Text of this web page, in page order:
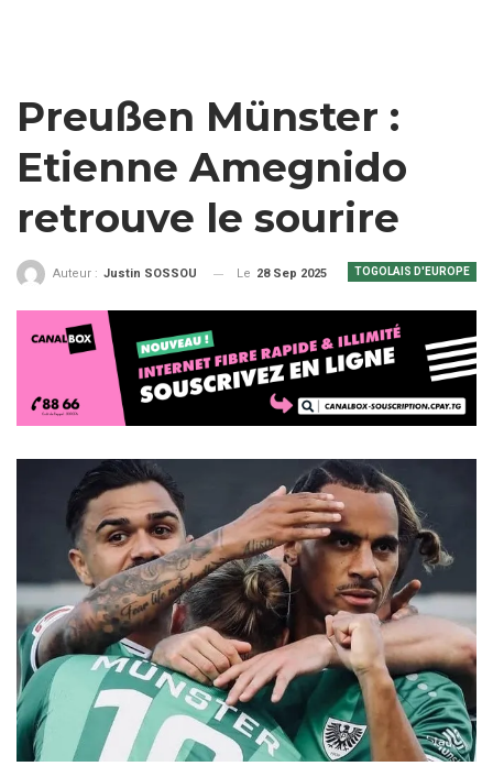
Preußen Münster :
Etienne Amegnido
retrouve le sourire
TOGOLAIS D'EUROPE
Auteur : Justin SOSSOU Le 28 Sep 2025